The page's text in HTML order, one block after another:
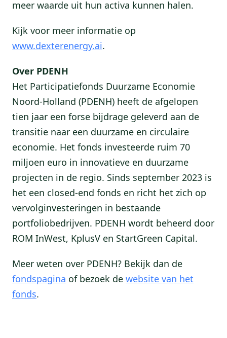
meer waarde uit hun activa kunnen halen.
Kijk voor meer informatie op
www.dexterenergy.ai.
Over PDENH
Het Participatiefonds Duurzame Economie
Noord-Holland (PDENH) heeft de afgelopen
tien jaar een forse bijdrage geleverd aan de
transitie naar een duurzame en circulaire
economie. Het fonds investeerde ruim 70
miljoen euro in innovatieve en duurzame
projecten in de regio. Sinds september 2023 is
het een closed-end fonds en richt het zich op
vervolginvesteringen in bestaande
portfoliobedrijven. PDENH wordt beheerd door
ROM InWest, KplusV en StartGreen Capital.
Meer weten over PDENH? Bekijk dan de
fondspagina of bezoek de website van het
fonds.